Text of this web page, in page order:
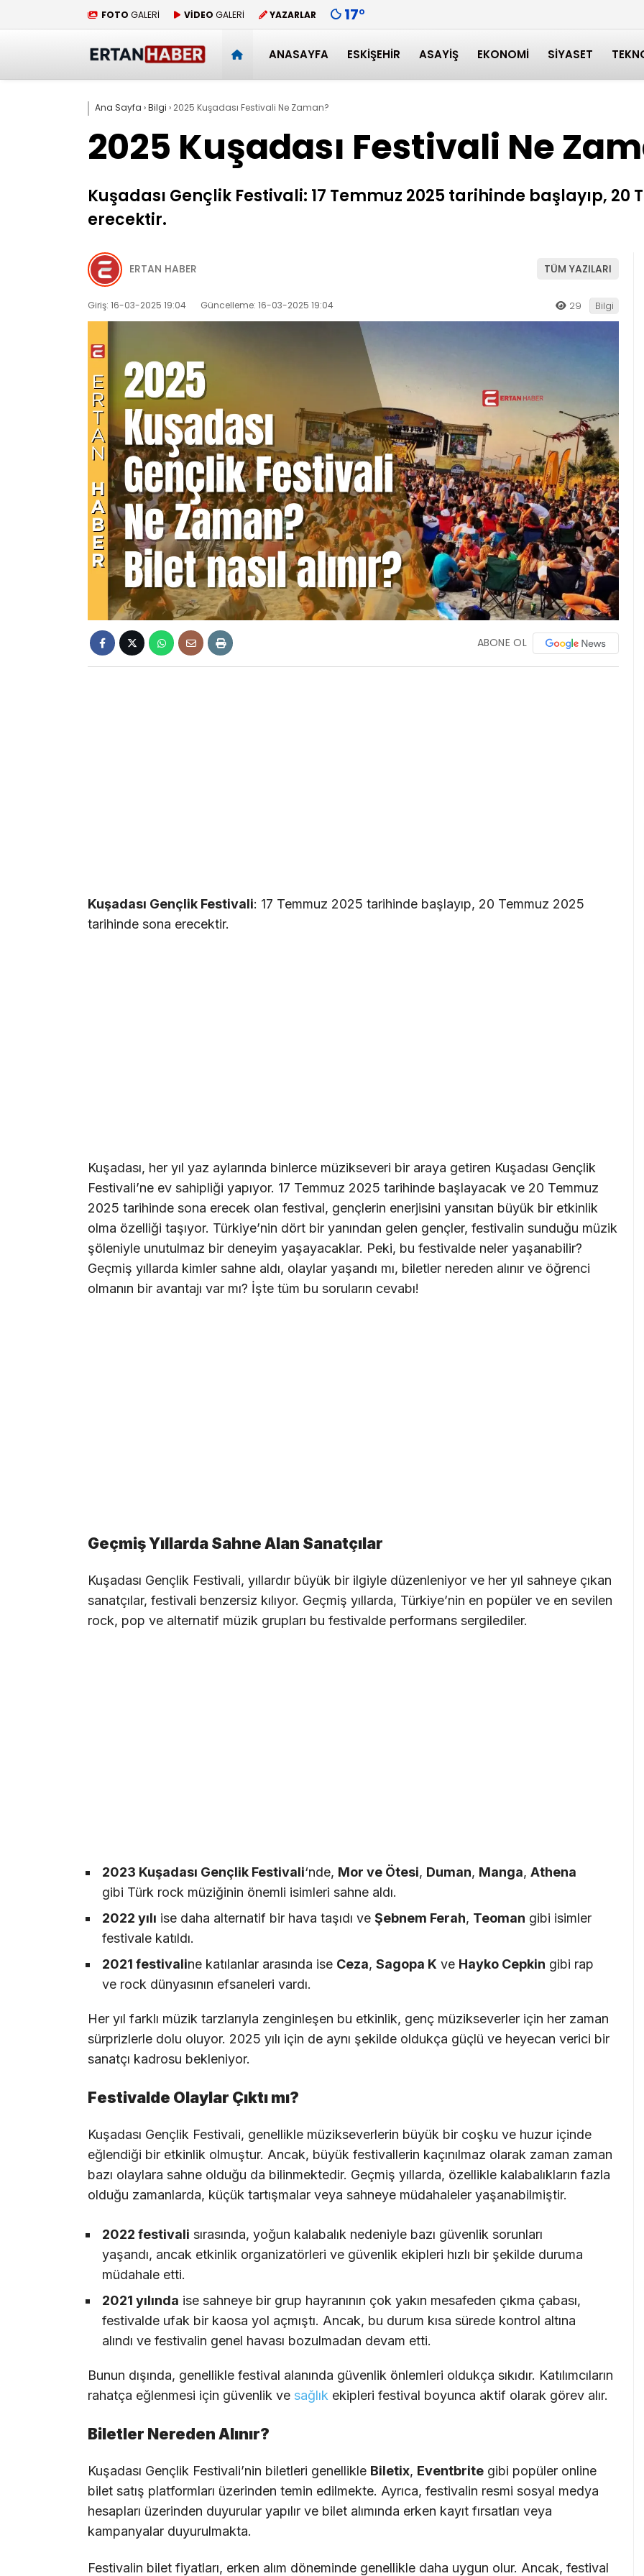
FOTO GALERİ VİDEO GALERİ YAZARLAR 17°
ANASAYFA ESKIŞEHIR ASAYIŞ EKONOMI SIYASET
Ana Sayfa ›Bilgi › 2025 Kuşadası Festivali Ne Zaman?
2025 Kuşadası Festivali Ne
Kuşadası Gençlik Festivali: 17 Temmuz 2025 tarihinde başlayıp,
erecektir.
ERTAN HABER TÜM YAZILARI
Giriş: 16-03-2025 19:04 Güncelleme: 16-03-2025 19:04 29 Bilgi
ABONE OL
Kuşadası Gençlik Festivali: 17 Temmuz 2025 tarihinde başlayıp, 20 Temmuz 2025
tarihinde sona erecektir.
Kuşadası, her yıl yaz aylarında binlerce müzikseveri bir araya getiren Kuşadası Gençlik
Festivali’ne ev sahipliği yapıyor. 17 Temmuz 2025 tarihinde başlayacak ve 20 Temmuz
2025 tarihinde sona erecek olan festival, gençlerin enerjisini yansıtan büyük bir etkinlik
olma özelliği taşıyor. Türkiye’nin dört bir yanından gelen gençler, festivalin sunduğu müzik
şöleniyle unutulmaz bir deneyim yaşayacaklar. Peki, bu festivalde neler yaşanabilir?
Geçmiş yıllarda kimler sahne aldı, olaylar yaşandı mı, biletler nereden alınır ve öğrenci
olmanın bir avantajı var mı? İşte tüm bu soruların cevabı!
Geçmiş Yıllarda Sahne Alan Sanatçılar
Kuşadası Gençlik Festivali, yıllardır büyük bir ilgiyle düzenleniyor ve her yıl sahneye çıkan
sanatçılar, festivali benzersiz kılıyor. Geçmiş yıllarda, Türkiye’nin en popüler ve en sevilen
rock, pop ve alternatif müzik grupları bu festivalde performans sergilediler.
2023 Kuşadası Gençlik Festivali‘nde, Mor ve Ötesi, Duman, Manga, Athena
gibi Türk rock müziğinin önemli isimleri sahne aldı.
2022 yılı ise daha alternatif bir hava taşıdı ve Şebnem Ferah, Teoman gibi isimler
festivale katıldı.
2021 festivaline katılanlar arasında ise Ceza, Sagopa K ve Hayko Cepkin gibi rap
ve rock dünyasının efsaneleri vardı.
Her yıl farklı müzik tarzlarıyla zenginleşen bu etkinlik, genç müzikseverler için her zaman
sürprizlerle dolu oluyor. 2025 yılı için de aynı şekilde oldukça güçlü ve heyecan verici bir
sanatçı kadrosu bekleniyor.
Festivalde Olaylar Çıktı mı?
Kuşadası Gençlik Festivali, genellikle müzikseverlerin büyük bir coşku ve huzur içinde
eğlendiği bir etkinlik olmuştur. Ancak, büyük festivallerin kaçınılmaz olarak zaman zaman
bazı olaylara sahne olduğu da bilinmektedir. Geçmiş yıllarda, özellikle kalabalıkların fazla
olduğu zamanlarda, küçük tartışmalar veya sahneye müdahaleler yaşanabilmiştir.
2022 festivali sırasında, yoğun kalabalık nedeniyle bazı güvenlik sorunları
yaşandı, ancak etkinlik organizatörleri ve güvenlik ekipleri hızlı bir şekilde duruma
müdahale etti.
2021 yılında ise sahneye bir grup hayranının çok yakın mesafeden çıkma çabası,
festivalde ufak bir kaosa yol açmıştı. Ancak, bu durum kısa sürede kontrol altına
alındı ve festivalin genel havası bozulmadan devam etti.
Bunun dışında, genellikle festival alanında güvenlik önlemleri oldukça sıkıdır. Katılımcıların
rahatça eğlenmesi için güvenlik ve sağlık ekipleri festival boyunca aktif olarak görev alır.
Biletler Nereden Alınır?
Kuşadası Gençlik Festivali’nin biletleri genellikle Biletix, Eventbrite gibi popüler online
bilet satış platformları üzerinden temin edilmekte. Ayrıca, festivalin resmi sosyal medya
hesapları üzerinden duyurular yapılır ve bilet alımında erken kayıt fırsatları veya
kampanyalar duyurulmakta.
Festivalin bilet fiyatları, erken alım döneminde genellikle daha uygun olur. Ancak, festival